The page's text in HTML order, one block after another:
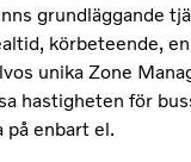
grundläggande
körbeteende,
unika Zone
hastigheten för
på enbart el.